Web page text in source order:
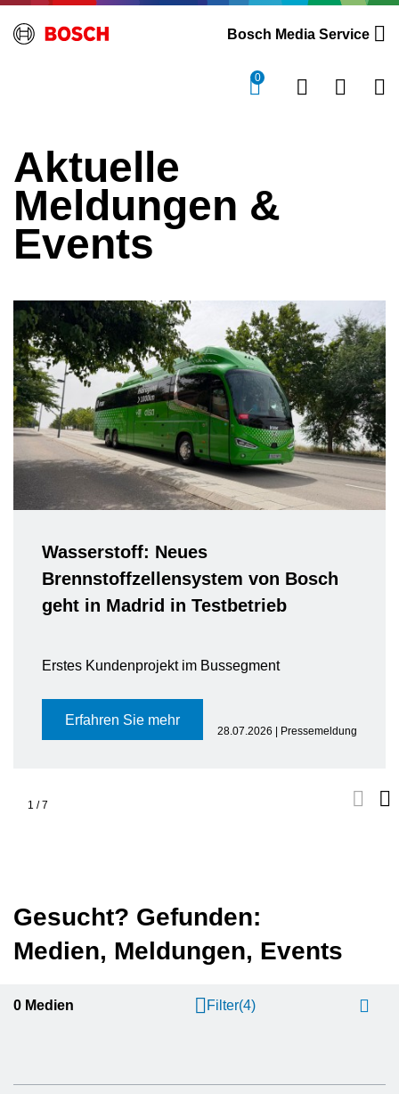
Bosch Media Service
0
Aktuelle
Meldungen &
Events
Wasserstoff: Neues
Brennstoffzellensystem von Bosch
geht in Madrid in Testbetrieb
Erstes Kundenprojekt im Bussegment
Erfahren Sie mehr
28.07.2026 | Pressemeldung
1 /7
Gesucht? Gefunden:
Medien, Meldungen, Events
0 Medien Filter(4)